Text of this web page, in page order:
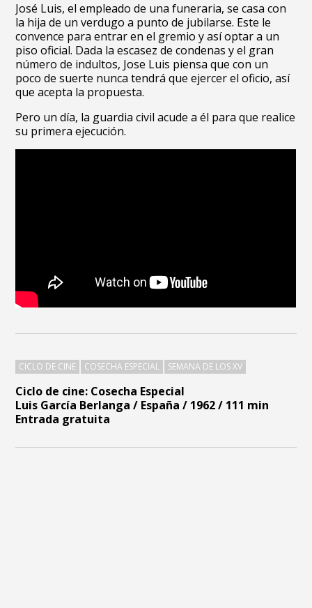
Ciclo de cine: Cosecha Especial
Luis García Berlanga / España / 1962 / 111 min
Entrada gratuita
José Luis, el empleado de una funeraria, se casa con
la hija de un verdugo a punto de jubilarse. Este le
convence para entrar en el gremio y así optar a un
piso oficial. Dada la escasez de condenas y el gran
número de indultos, Jose Luis piensa que con un
poco de suerte nunca tendrá que ejercer el oficio, así
que acepta la propuesta.
Pero un día, la guardia civil acude a él para que realice
su primera ejecución.
CICLO DE CINE COSECHA ESPECIAL SEMANA DE LOS XV